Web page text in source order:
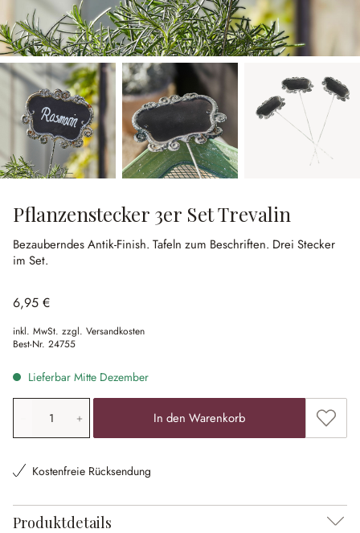
Pflanzenstecker 3er Set Trevalin
Bezauberndes Antik-Finish. Tafeln zum Beschriften. Drei Stecker
im Set.
6,95 €
inkl. MwSt. zzgl. Versandkosten
Best-Nr. 24755
Lieferbar Mitte Dezember
Produkt Anzahl: Gib den gewünschten Wert ein oder
In den Warenkorb Zum
Kostenfreie Rücksendung
Produktdetails